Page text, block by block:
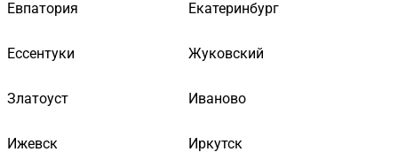
Евпатория Екатеринбург
Ессентуки Жуковский
Златоуст Иваново
Ижевск Иркутск